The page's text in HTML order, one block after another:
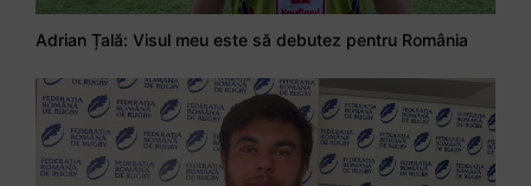
Adrian Țală: Visul meu este să debutez pentru România